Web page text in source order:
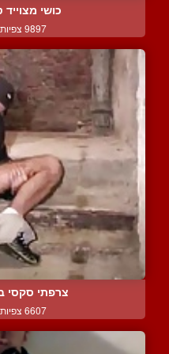
כושי
9897 צפיות
צרפתי סקסי
6607 צפיות